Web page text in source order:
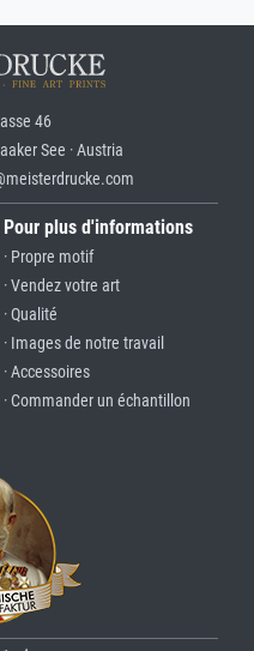
46
See · Austria
Pour plus d'informations
· Propre motif
· Vendez votre art
· Qualité
· Images de notre travail
· Accessoires
· Commander un échantillon